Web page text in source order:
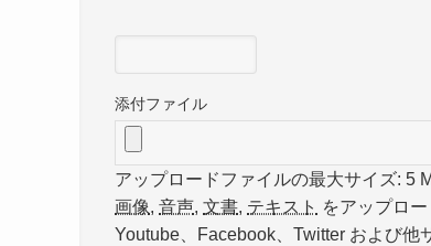
添付ファイル
アップロードファイルの最大サイズ: 5
画像, 音声, 文書, テキスト をアップロー
Youtube、Facebook、Twitter および他